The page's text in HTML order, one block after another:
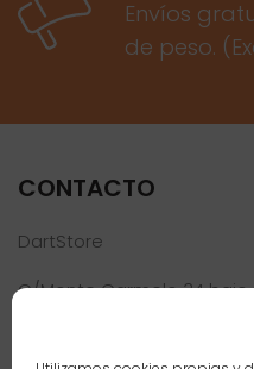
Envíos
de peso.
CONTACTO
DartStore
C/Monte Carmelo 34 bajo
Teléfono:961 152 301